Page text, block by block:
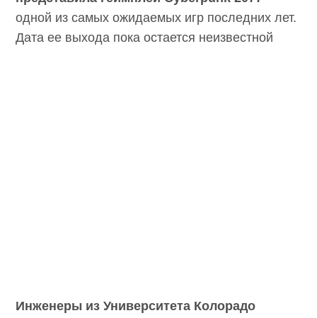
Польская студия CD Projekt RED представила
геймплей Cyberpunk 2077– одной из самых